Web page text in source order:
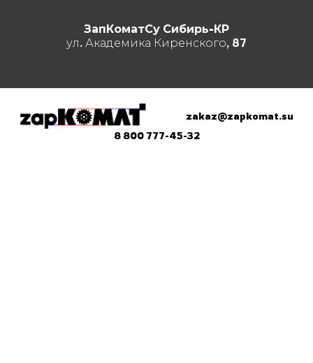
ЗапКоматСу Сибирь-КР
ул. Академика Киренского, 87
zakaz@zapkomat.su
8 800 777-45-32